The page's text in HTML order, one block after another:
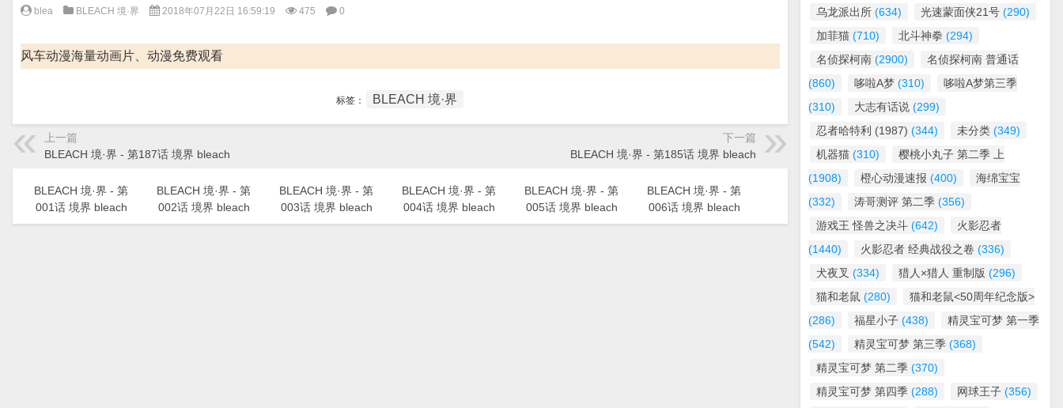
blea BLEACH 境·界 2018年07月22日 16:59:19 475 0
风车动漫海量动画片、动漫免费观看
标签： BLEACH 境·界
上一篇
BLEACH 境·界 - 第187话 境界 bleach
下一篇
BLEACH 境·界 - 第185话 境界 bleach
BLEACH 境·界 - 第
001话 境界 bleach
BLEACH 境·界 - 第
002话 境界 bleach
BLEACH 境·界 - 第
003话 境界 bleach
BLEACH 境·界 - 第
004话 境界 bleach
BLEACH 境·界 - 第
005话 境界 bleach
BLEACH 境·界 - 第
006话 境界 bleach
乌龙派出所 (634) 光速蒙面侠21号 (290)
加菲猫 (710) 北斗神拳 (294)
名侦探柯南 (2900)
名侦探柯南 普通话
(860)
哆啦A梦 (310)
哆啦A梦第三季
(310)
大志有话说 (299)
忍者哈特利 (1987) (344) 未分类 (349)
机器猫 (310)
樱桃小丸子 第二季 上
(1908)
橙心动漫速报 (400)
海绵宝宝
(332)
涛哥测评 第二季 (356)
游戏王 怪兽之决斗 (642)
火影忍者
(1440)
火影忍者 经典战役之卷 (336)
犬夜叉 (334) 猎人×猎人 重制版 (296)
猫和老鼠 (280)
猫和老鼠<50周年纪念版>
(286)
福星小子 (438)
精灵宝可梦 第一季
(542)
精灵宝可梦 第三季 (368)
精灵宝可梦 第二季 (370)
精灵宝可梦 第四季 (288) 网球王子 (356)